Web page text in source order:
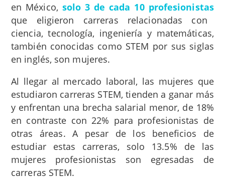
en México, solo 3 de cada 10 profesionistas
que eligieron carreras relacionadas con
ciencia, tecnología, ingeniería y matemáticas,
también conocidas como STEM por sus siglas
en inglés, son mujeres.
Al llegar al mercado laboral, las mujeres que
estudiaron carreras STEM, tienden a ganar más
y enfrentan una brecha salarial menor, de 18%
en contraste con 22% para profesionistas de
otras áreas. A pesar de los beneficios de
estudiar estas carreras, solo 13.5% de las
mujeres profesionistas son egresadas de
carreras STEM.